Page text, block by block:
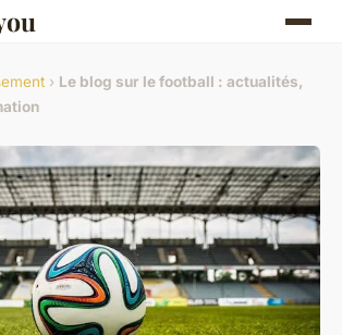
› Le blog sur le football : actualités,